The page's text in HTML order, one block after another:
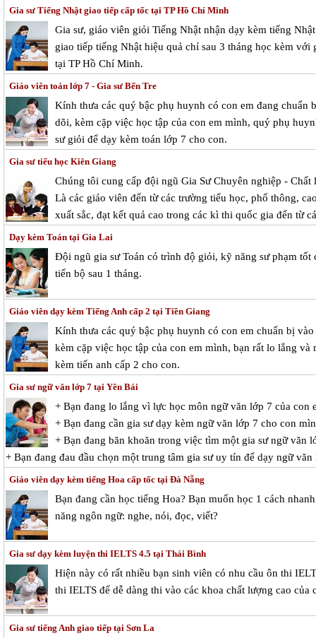
Gia sư Tiếng Nhật giao tiếp cấp tốc tại TP Hồ Chí Minh
Gia sư, giáo viên giỏi Tiếng Nhật nhận dạy kèm tiếng
giao tiếp tiếng Nhật hiệu quả chỉ sau 3 tháng học kèm
tại TP Hồ Chí Minh.
Giáo viên toán lớp 7 - Gia sư Bến Tre
Kính thưa các quý bậc phụ huynh có con em đang
dõi, kèm cặp việc học tập của con em mình, quý phụ
sư giỏi để dạy kèm toán lớp 7 cho con.
Gia sư tiểu học Kiên Giang
Chúng tôi cung cấp đội ngũ Gia Sư Chuyên nghiệp -
Là các giáo viên đến từ các trường tiểu học, phổ thông,
xuất sắc, đạt kết quả cao trong các kì thi quốc gia đến từ
Dạy kèm Toán tại Gia Lai
Đội ngũ gia sư Toán có trình độ giỏi, kỹ năng sư phạm
tiến bộ sau 1 tháng.
Giáo viên dạy kèm Tiếng Anh cấp 2 tại Tiền Giang
Kính thưa các quý bậc phụ huynh có con em chuẩn bị
kèm cặp việc học tập của con em mình, bạn rất lo lắng
kèm tiến anh cấp 2 cho con.
Gia sư ngữ văn lớp 7 tại Yên Bái
+ Bạn đang lo lắng vì lực học môn ngữ văn lớp 7 của con
+ Bạn đang cần gia sư dạy kèm ngữ văn lớp 7 cho con
+ Bạn đang băn khoăn trong việc tìm một gia sư ngữ văn
+ Bạn đang đau đầu chọn một trung tâm gia sư uy tín để dạy ngữ
Giáo viên dạy kèm tiếng Hoa cấp tốc tại Đà Nẵng
Bạn đang cần học tiếng Hoa? Bạn muốn học 1 cách
năng ngôn ngữ: nghe, nói, đọc, viết?
Gia sư dạy kèm luyện thi IELTS 4.5 tại Thái Bình
Hiện này có rất nhiều bạn sinh viên có nhu cầu ôn thi
thi IELTS để dễ dàng thi vào các khoa chất lượng cao của
Gia sư tiếng Anh giao tiếp tại Sơn La